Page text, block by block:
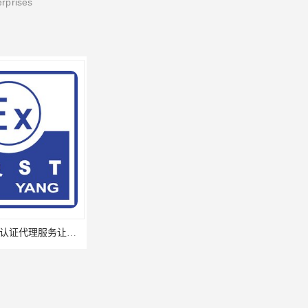
江夏区提供矿安认证代理服务让您贴心顺心的专业代理机构